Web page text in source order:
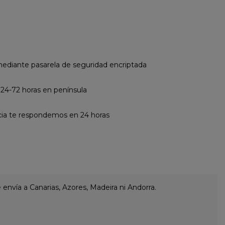
pasarela de seguridad encriptada
72 horas en península
te respondemos en 24 horas
a Canarias, Azores, Madeira ni Andorra.